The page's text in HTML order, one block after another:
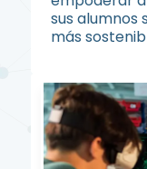
sus alumnos
más